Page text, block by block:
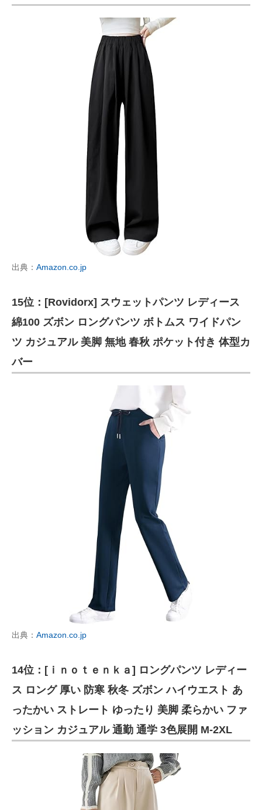
出典： Amazon.co.jp
15位：[Rovidorx] スウェットパンツ レディース
綿100 ズボン ロングパンツ ボトムス ワイドパン
ツ カジュアル 美脚 無地 春秋 ポケット付き 体型カ
バー
出典： Amazon.co.jp
14位：[ｉｎｏｔｅｎｋａ] ロングパンツ レディー
ス ロング 厚い 防寒 秋冬 ズボン ハイウエスト あ
ったかい ストレート ゆったり 美脚 柔らかい ファ
ッション カジュアル 通勤 通学 3色展開 M-2XL